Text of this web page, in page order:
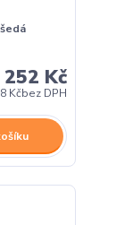
252 Kč
Kčbez DPH